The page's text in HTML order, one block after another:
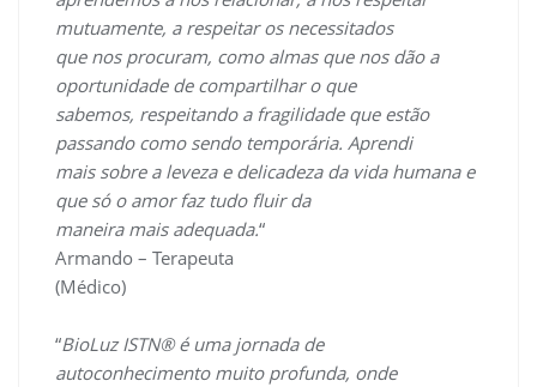
mutuamente, a respeitar os necessitados
que nos procuram, como almas que nos dão a
oportunidade de compartilhar o que
sabemos, respeitando a fragilidade que estão
passando como sendo temporária. Aprendi
mais sobre a leveza e delicadeza da vida humana e
que só o amor faz tudo fluir da
maneira mais adequada.“
Armando – Terapeuta
(Médico)
“BioLuz ISTN® é uma jornada de
autoconhecimento muito profunda, onde